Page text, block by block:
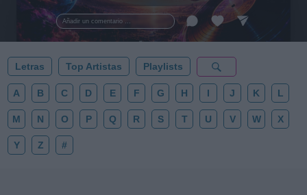
Añadir un comentario ...
al firmamento y siente la gravedad cero. 💾 ¡Guarda
esta colección para tu próxima noche estrellada!
✨⭐
Letras Top Artistas Playlists
A B C D E F G H I J K L
M N O P Q R S T U V W X
Y Z #